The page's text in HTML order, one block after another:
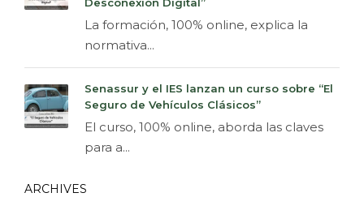
Desconexión Digital”
La formación, 100% online, explica la
normativa...
Senassur y el IES lanzan un curso sobre “El
Seguro de Vehículos Clásicos”
El curso, 100% online, aborda las claves
para a...
ARCHIVES